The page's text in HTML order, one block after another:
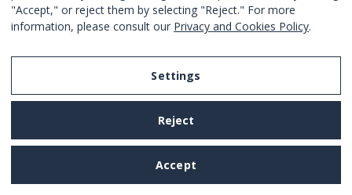
Nein
Ab 1627€/ monatliche Miete JETZT BUCHEN
"Accept," or reject them by selecting "Reject." For more
information, please consult our Privacy and Cookies Policy.
Settings
Reject
Accept